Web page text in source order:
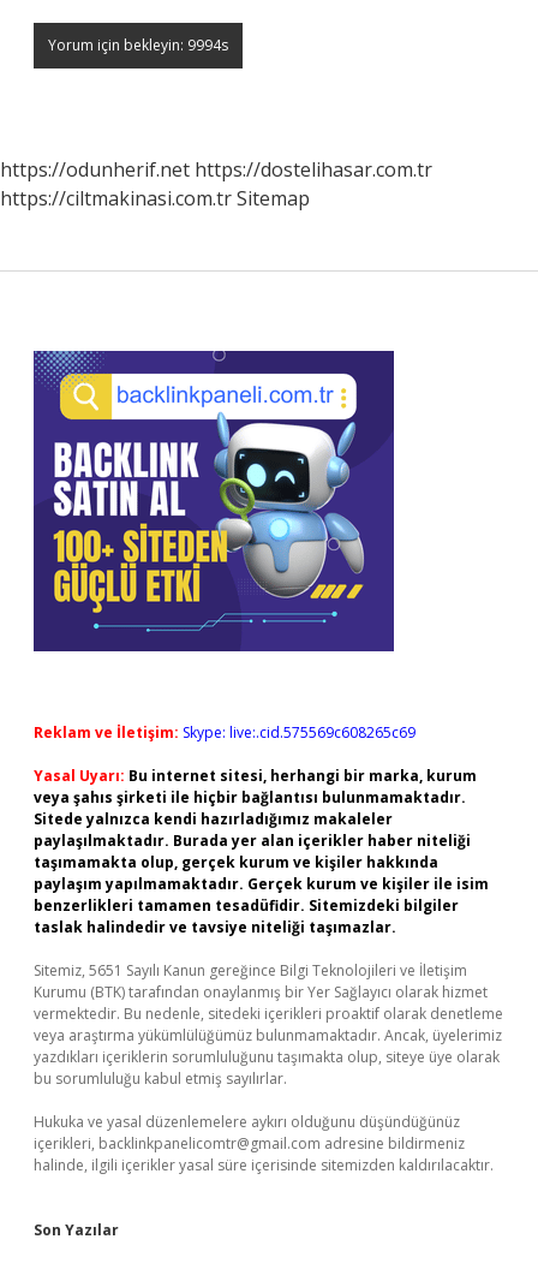
https://odunherif.net https://dostelihasar.com.tr
https://ciltmakinasi.com.trSitemap
Sidebar
Reklam ve İletişim: Skype: live:.cid.575569c608265c69
Yasal Uyarı: Bu internet sitesi, herhangi bir marka, kurum
veya şahıs şirketi ile hiçbir bağlantısı bulunmamaktadır.
Sitede yalnızca kendi hazırladığımız makaleler
paylaşılmaktadır. Burada yer alan içerikler haber niteliği
taşımamakta olup, gerçek kurum ve kişiler hakkında
paylaşım yapılmamaktadır. Gerçek kurum ve kişiler ile isim
benzerlikleri tamamen tesadüfidir. Sitemizdeki bilgiler
taslak halindedir ve tavsiye niteliği taşımazlar.
Sitemiz, 5651 Sayılı Kanun gereğince Bilgi Teknolojileri ve İletişim
Kurumu (BTK) tarafından onaylanmış bir Yer Sağlayıcı olarak hizmet
vermektedir. Bu nedenle, sitedeki içerikleri proaktif olarak denetleme
veya araştırma yükümlülüğümüz bulunmamaktadır. Ancak, üyelerimiz
yazdıkları içeriklerin sorumluluğunu taşımakta olup, siteye üye olarak
bu sorumluluğu kabul etmiş sayılırlar.
Hukuka ve yasal düzenlemelere aykırı olduğunu düşündüğünüz
içerikleri, backlinkpanelicomtr@gmail.com adresine bildirmeniz
halinde, ilgili içerikler yasal süre içerisinde sitemizden kaldırılacaktır.
Son Yazılar